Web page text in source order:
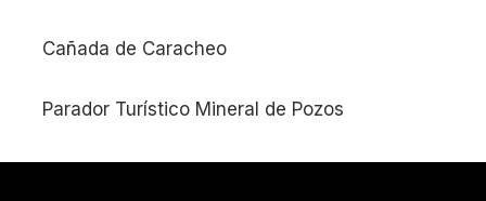
Cañada de Caracheo
Parador Turístico Mineral de Pozos